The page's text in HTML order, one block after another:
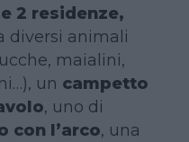
2 residenze,
diversi animali
maialini,
un campetto
, uno di
con l’arco, una